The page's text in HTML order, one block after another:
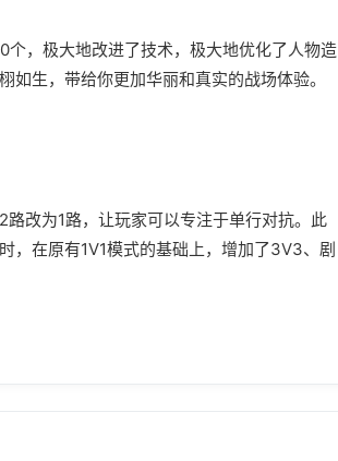
，极大地改进了技术，极大地优化了人物造
生，带给你更加华丽和真实的战场体验。
改为1路，让玩家可以专注于单行对抗。此
，在原有1V1模式的基础上，增加了3V3、剧